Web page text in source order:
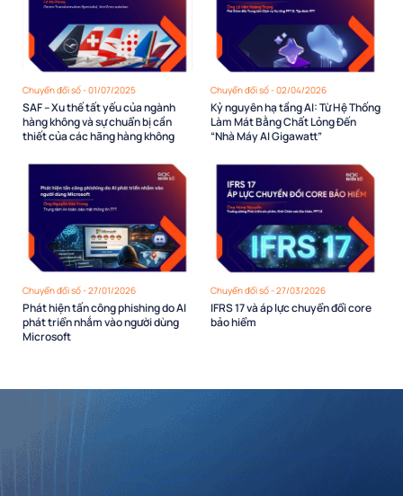
Chuyển đổi số - 01/07/2025
SAF – Xu thế tất yếu của ngành
hàng không và sự chuẩn bị cần
thiết của các hãng hàng không
Chuyển đổi số - 02/04/2026
Kỷ nguyên hạ tầng AI: Từ Hệ Thống
Làm Mát Bằng Chất Lỏng Đến
“Nhà Máy AI Gigawatt”
Chuyển đổi số - 27/01/2026
Phát hiện tấn công phishing do AI
phát triển nhắm vào người dùng
Microsoft
Chuyển đổi số - 27/03/2026
IFRS 17 và áp lực chuyển đổi core
bảo hiểm